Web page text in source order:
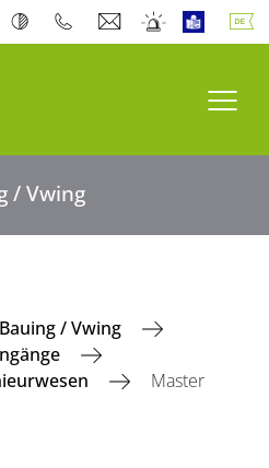
/ Vwing
/ Vwing
Master